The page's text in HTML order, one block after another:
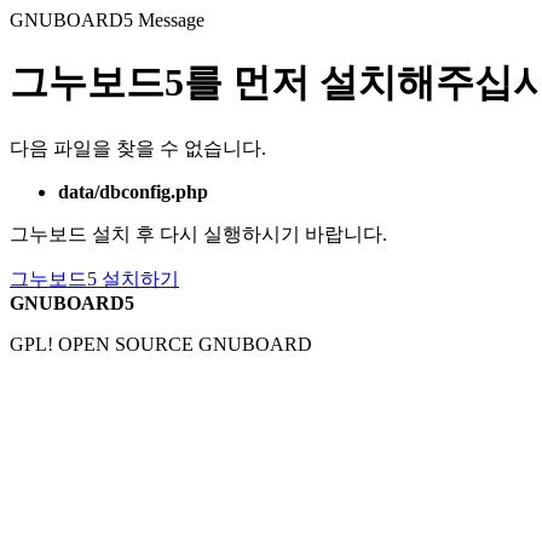
GNUBOARD5 Message
그누보드5를 먼저 설치해주십
다음 파일을 찾을 수 없습니다.
data/dbconfig.php
그누보드 설치 후 다시 실행하시기 바랍니다.
그누보드5 설치하기
GNUBOARD5
GPL! OPEN SOURCE GNUBOARD